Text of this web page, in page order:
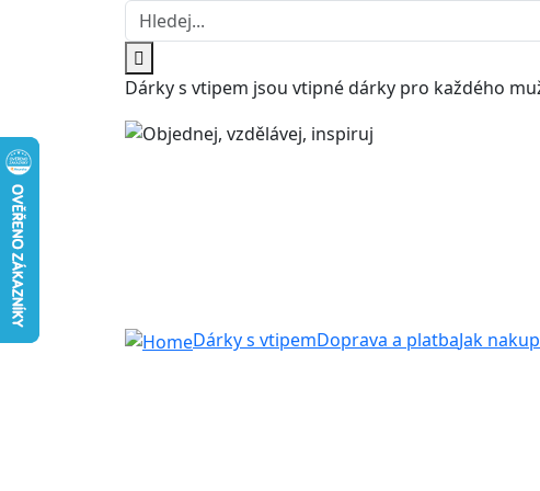
Dárky s vtipem jsou vtipné dárky pro každého
Dárky s vtipemDoprava a platbaJak